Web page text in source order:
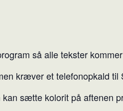
så alle tekster
kræver et telefonopkald
sætte kolorit på aftenen